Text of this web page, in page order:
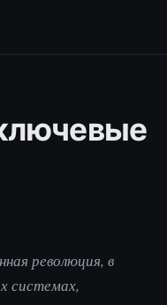
революция, в
системах,